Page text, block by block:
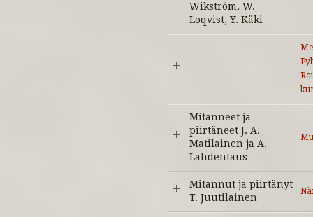
Wikström, W.
Loqvist, Y. Käki
Mitanneet ja
piirtäneet J. A.
Matilainen ja A.
Lahdentaus
Mitannut ja piirtänyt
T. Juutilainen